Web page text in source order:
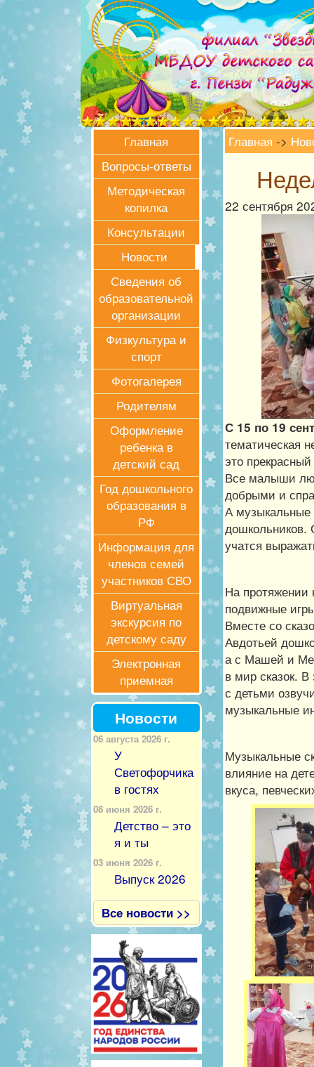
Главная
Вопросы-ответы
Методическая
копилка
Консультации
Новости
Сведения об
образовательной
организации
Физкультура и
спорт
Фотогалерея
Родителям
Оформление
ребенка в
детский сад
Год дошкольного
образования в
РФ
Информация для
членов семей
участников СВО
Виртуальная
экскурсия по
детскому саду
Электронная
приемная
Новости
06 августа 2026 г.
У
Светофорчика
в гостях
08 июня 2026 г.
Детство – это
я и ты
03 июня 2026 г.
Выпуск 2026
Все новости >>
Главная ->
22 сентября
С 15 по 19
тематическая
это
Все малыши
добрыми и
А музыкальные
дошкольников.
учатся
На протяжении
подвижные
Вместе со
Авдотьей
а с Машей и
в мир сказок.
с детьми
музыкальные
Музыкальные
влияние на
вкуса,